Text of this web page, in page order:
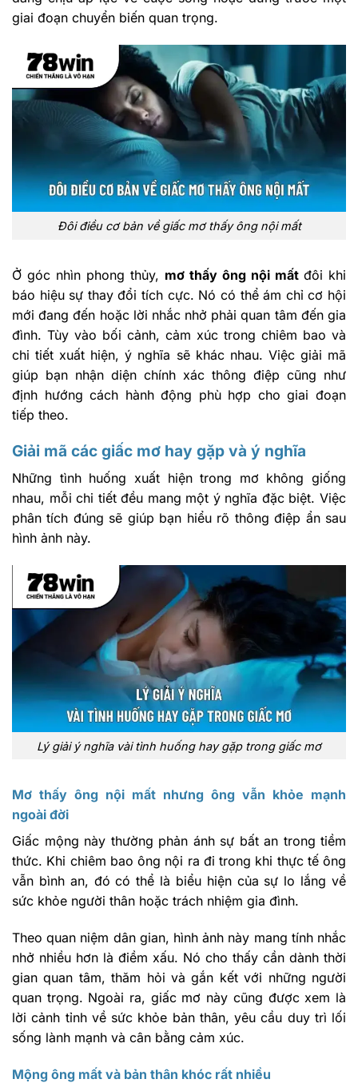
giai đoạn chuyển biến quan trọng.
Đôi điều cơ bản về giấc mơ thấy ông nội mất
Ở góc nhìn phong thủy, mơ thấy ông nội mất đôi khi
báo hiệu sự thay đổi tích cực. Nó có thể ám chỉ cơ hội
mới đang đến hoặc lời nhắc nhở phải quan tâm đến gia
đình. Tùy vào bối cảnh, cảm xúc trong chiêm bao và
chi tiết xuất hiện, ý nghĩa sẽ khác nhau. Việc giải mã
giúp bạn nhận diện chính xác thông điệp cũng như
định hướng cách hành động phù hợp cho giai đoạn
tiếp theo.
Giải mã các giấc mơ hay gặp và ý nghĩa
Những tình huống xuất hiện trong mơ không giống
nhau, mỗi chi tiết đều mang một ý nghĩa đặc biệt. Việc
phân tích đúng sẽ giúp bạn hiểu rõ thông điệp ẩn sau
hình ảnh này.
Lý giải ý nghĩa vài tình huống hay gặp trong giấc mơ
Mơ thấy ông nội mất nhưng ông vẫn khỏe mạnh
ngoài đời
Giấc mộng này thường phản ánh sự bất an trong tiềm
thức. Khi chiêm bao ông nội ra đi trong khi thực tế ông
vẫn bình an, đó có thể là biểu hiện của sự lo lắng về
sức khỏe người thân hoặc trách nhiệm gia đình.
Theo quan niệm dân gian, hình ảnh này mang tính nhắc
nhở nhiều hơn là điềm xấu. Nó cho thấy cần dành thời
gian quan tâm, thăm hỏi và gắn kết với những người
quan trọng. Ngoài ra, giấc mơ này cũng được xem là
lời cảnh tỉnh về sức khỏe bản thân, yêu cầu duy trì lối
sống lành mạnh và cân bằng cảm xúc.
Mộng ông mất và bản thân khóc rất nhiều